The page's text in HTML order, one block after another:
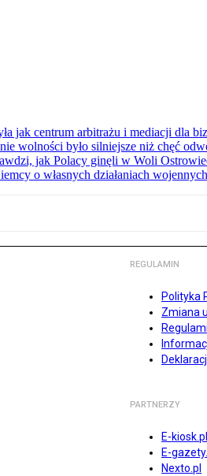
jak centrum arbitrażu i mediacji dla
wolności było silniejsze niż chęć
jak Polacy ginęli w Woli
o własnych działaniach wojennych
REGULAMIN
Polityka
Zmiana
PARTNERZY
E-kiosk.pl
E-
Nexto.pl